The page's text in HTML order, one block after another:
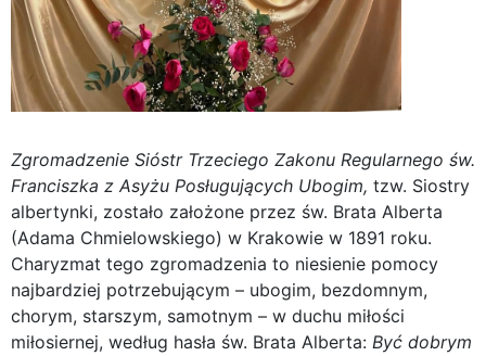
Zgromadzenie Sióstr Trzeciego Zakonu Regularnego św.
Franciszka z Asyżu Posługujących Ubogim, tzw. Siostry
albertynki, zostało założone przez św. Brata Alberta
(Adama Chmielowskiego) w Krakowie w 1891 roku.
Charyzmat tego zgromadzenia to niesienie pomocy
najbardziej potrzebującym – ubogim, bezdomnym,
chorym, starszym, samotnym – w duchu miłości
miłosiernej, według hasła św. Brata Alberta: Być dobrym